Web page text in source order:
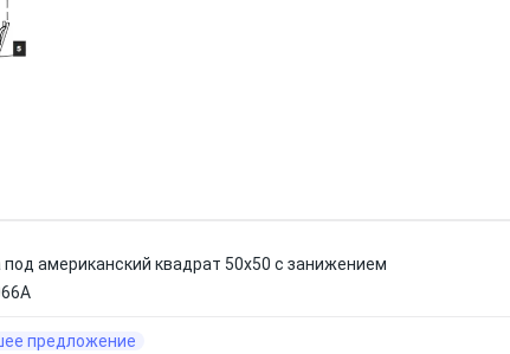
под американский квадрат 50x50 с занижением
предложение